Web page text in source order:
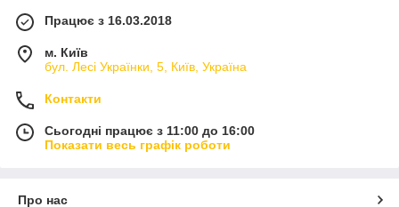
Працює з 16.03.2018
м. Київ
бул. Лесі Українки, 5, Київ, Україна
Контакти
Сьогодні працює з 11:00 до 16:00
Показати весь графік роботи
Про нас